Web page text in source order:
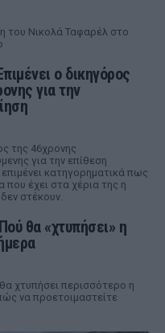
του Νικολά Ταφαρέλ στο
ο δικηγόρος
για την
της 46χρονης
για την επίθεση
κατηγορηματικά πως
που έχει στα χέρια της η
στέκουν.
θα «χτυπήσει» η
χτυπήσει περισσότερο η
να προετοιμαστείτε